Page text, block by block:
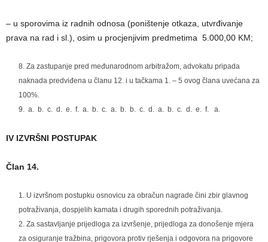
– u sporovima iz radnih odnosa (poništenje otkaza, utvrđivanje
prava na rad i sl.), osim u procjenjivim predmetima 5.000,00 KM;
Za zastupanje pred međunarodnom arbitražom, advokatu pripada
naknada predviđena u članu 12. i u tačkama 1. – 5 ovog člana uvećana za
100%.
a. b. c. d. e. f. a. b. c. a. b. b. c. d. a. b. c. d. e. f. a.
IV IZVRŠNI POSTUPAK
Član 14.
U izvršnom postupku osnovicu za obračun nagrade čini zbir glavnog
potraživanja, dospjelih kamata i drugih sporednih potraživanja.
Za sastavljanje prijedloga za izvršenje, prijedloga za donošenje mjera
za osiguranje tražbina, prigovora protiv rješenja i odgovora na prigovore